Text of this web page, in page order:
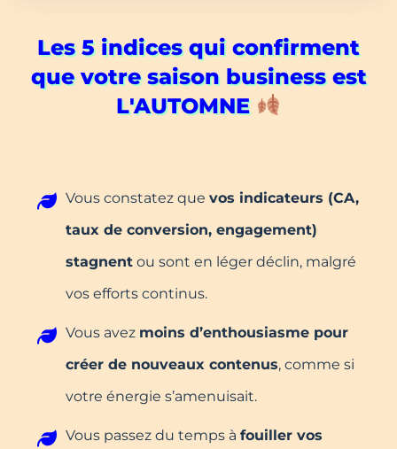
Les 5 indices qui confirment
que votre saison business est
L'AUTOMNE
Vous constatez que vos indicateurs (CA,
taux de conversion, engagement)
stagnent ou sont en léger déclin, malgré
vos efforts continus.
Vous avez moins d’enthousiasme pour
créer de nouveaux contenus, comme si
votre énergie s’amenuisait.
Vous passez du temps à fouiller vos